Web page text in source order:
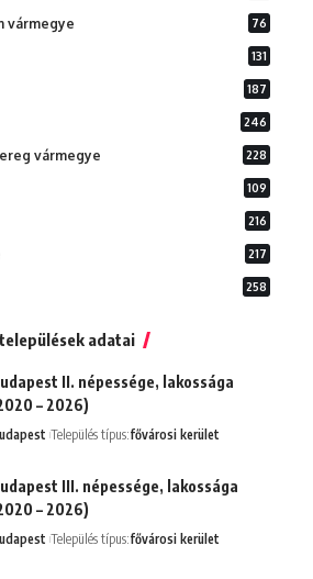
vármegye 76
131
187
246
vármegye 228
109
216
217
258
adatai
II. népessége, lakossága
– 2026)
Település típus:fővárosi kerület
III. népessége, lakossága
– 2026)
Település típus:fővárosi kerület